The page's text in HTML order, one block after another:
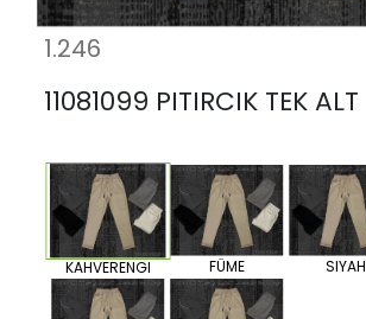
1.246
11081099 PITIRCIK TEK ALT
KAHVERENGI FÜME SIYAH